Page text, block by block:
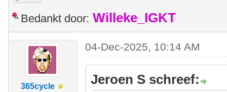
Bedankt door: Willeke_IGKT
365cycle
04-Dec-2025, 10:14 AM
Jeroen S schreef: